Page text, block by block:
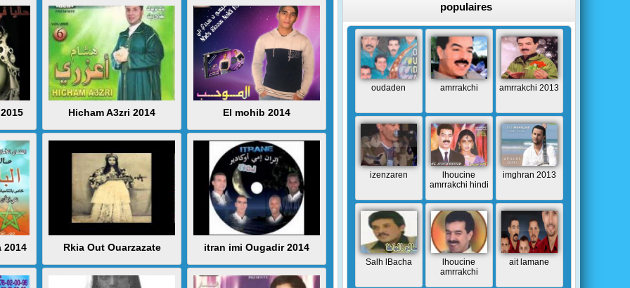
Hicham A3zri 2014 El mohib 2014
2014 Rkia Out Ouarzazate itran imi Ougadir 2014
populaires
oudaden amrrakchi amrrakchi 2013
izenzaren
lhoucine
amrrakchi hindi
imghran 2013
Salh lBacha
lhoucine
amrrakchi
ait lamane